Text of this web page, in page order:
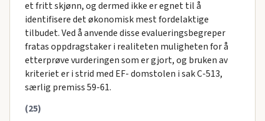
et fritt skjønn, og dermed ikke er egnet til å
identifisere det økonomisk mest fordelaktige
tilbudet. Ved å anvende disse evalueringsbegreper
fratas oppdragstaker i realiteten muligheten for å
etterprøve vurderingen som er gjort, og bruken av
kriteriet er i strid med EF- domstolen i sak C-513,
særlig premiss 59-61.
(25)